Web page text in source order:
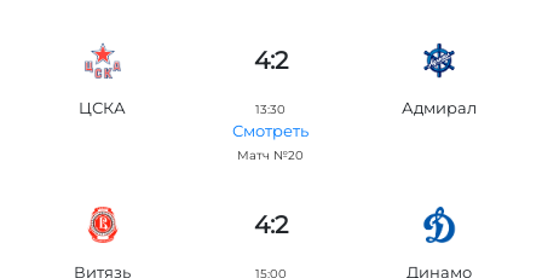
4:2
ЦСКА 13:30
Смотреть
Матч №20
Адмирал
4:2
Витязь 15:00 Динамо